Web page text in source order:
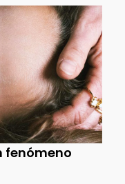
fenómeno